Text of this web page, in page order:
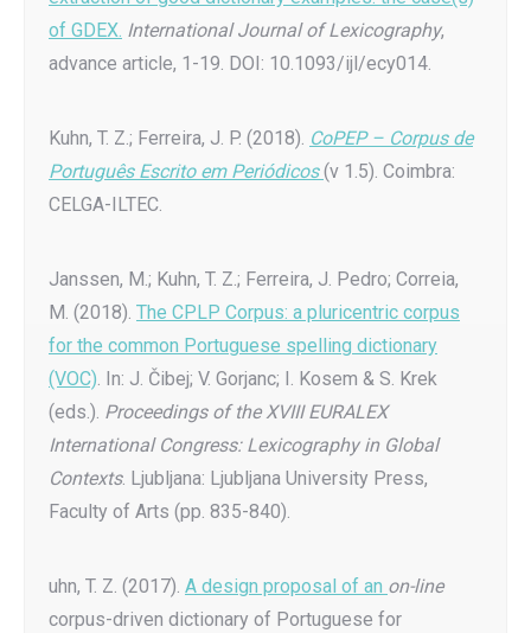
of GDEX. International Journal of Lexicography,
advance article, 1-19. DOI: 10.1093/ijl/ecy014.
Kuhn, T. Z.; Ferreira, J. P. (2018). CoPEP – Corpus de
Português Escrito em Periódicos(v 1.5). Coimbra:
CELGA-ILTEC.
Janssen, M.; Kuhn, T. Z.; Ferreira, J. Pedro; Correia,
M. (2018). The CPLP Corpus: a pluricentric corpus
for the common Portuguese spelling dictionary
(VOC). In: J. Čibej; V. Gorjanc; I. Kosem & S. Krek
(eds.). Proceedings of the XVIII EURALEX
International Congress: Lexicography in Global
Contexts. Ljubljana: Ljubljana University Press,
Faculty of Arts (pp. 835-840).
uhn, T. Z. (2017). A design proposal of an on-line
corpus-driven dictionary of Portuguese for